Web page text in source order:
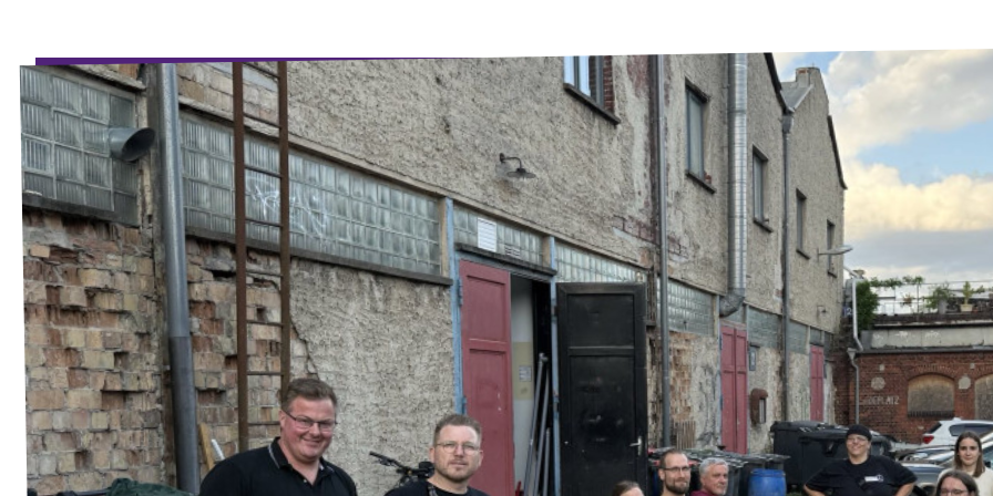
Unterstützungsunterschriften
Mache bei Volt mit!
Deine Spende an Volt Berlin
Newsticker BVV
Jobs bei Volt Deutschland